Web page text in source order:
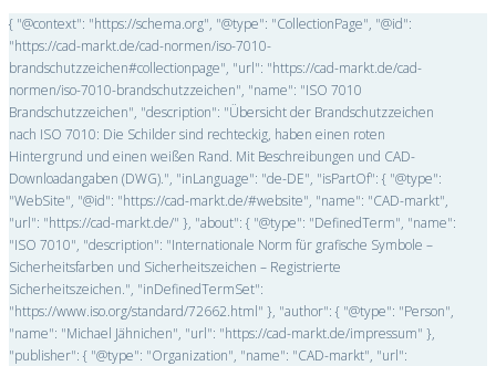
{ "@context": "https://schema.org", "@type": "CollectionPage", "@id":
"https://cad-markt.de/cad-normen/iso-7010-
brandschutzzeichen#collectionpage", "url": "https://cad-markt.de/cad-
normen/iso-7010-brandschutzzeichen", "name": "ISO 7010
Brandschutzzeichen", "description": "Übersicht der Brandschutzzeichen
nach ISO 7010: Die Schilder sind rechteckig, haben einen roten
Hintergrund und einen weißen Rand. Mit Beschreibungen und CAD-
Downloadangaben (DWG).", "inLanguage": "de-DE", "isPartOf": { "@type":
"WebSite", "@id": "https://cad-markt.de/#website", "name": "CAD-markt",
"url": "https://cad-markt.de/" }, "about": { "@type": "DefinedTerm", "name":
"ISO 7010", "description": "Internationale Norm für grafische Symbole –
Sicherheitsfarben und Sicherheitszeichen – Registrierte
Sicherheitszeichen.", "inDefinedTermSet":
"https://www.iso.org/standard/72662.html" }, "author": { "@type": "Person",
"name": "Michael Jähnichen", "url": "https://cad-markt.de/impressum" },
"publisher": { "@type": "Organization", "name": "CAD-markt", "url":